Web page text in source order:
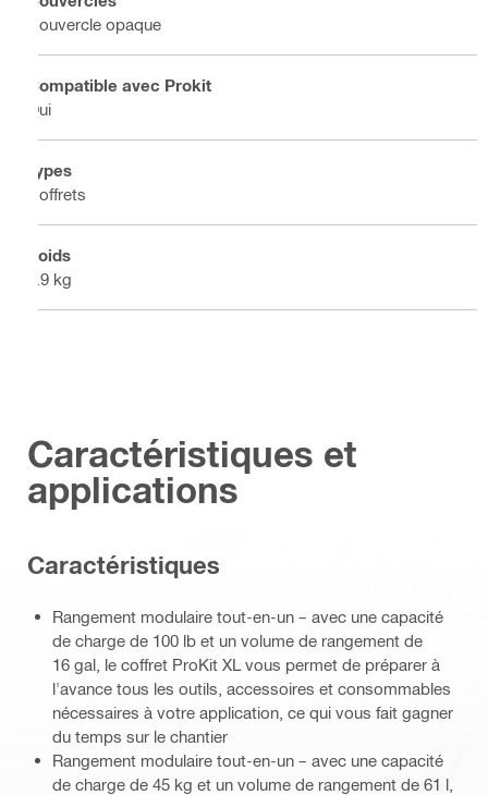
Couvercle opaque
Compatible avec Prokit
Oui
Types
Coffrets
Poids
5.9 kg
Caractéristiques et
applications
Caractéristiques
Rangement modulaire tout-en-un – avec une capacité
de charge de 100 lb et un volume de rangement de
16 gal, le coffret ProKit XL vous permet de préparer à
l'avance tous les outils, accessoires et consommables
nécessaires à votre application, ce qui vous fait gagner
du temps sur le chantier
Rangement modulaire tout-en-un – avec une capacité
de charge de 45 kg et un volume de rangement de 61 l,